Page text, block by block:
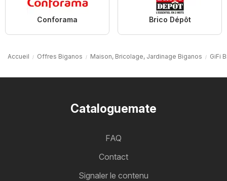
Conforama Brico Dépôt
Accueil Offres Biganos Maison, Bricolage, Jardinage Biganos GiFi
Cataloguemate
FAQ
Contact
Signaler le contenu